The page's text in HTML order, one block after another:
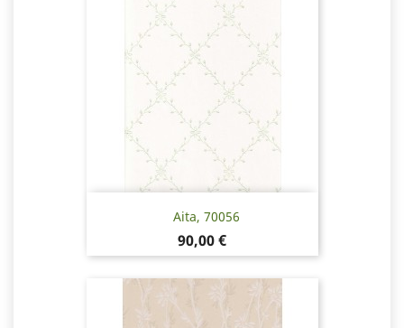
Aita, 70056
Pris
90,00 €